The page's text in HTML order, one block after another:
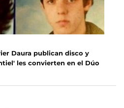
Daura publican disco y
les convierten en el Dúo